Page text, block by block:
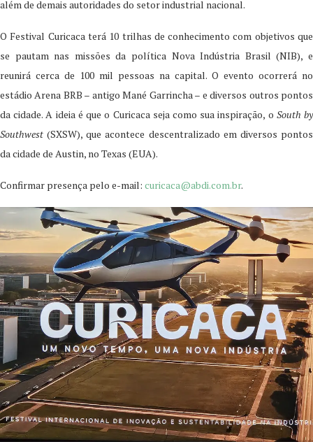
além de demais autoridades do setor industrial nacional.
O Festival Curicaca terá 10 trilhas de conhecimento com objetivos que
se pautam nas missões da política Nova Indústria Brasil (NIB), e
reunirá cerca de 100 mil pessoas na capital. O evento ocorrerá no
estádio Arena BRB – antigo Mané Garrincha – e diversos outros pontos
da cidade. A ideia é que o Curicaca seja como sua inspiração, o South by
Southwest (SXSW), que acontece descentralizado em diversos pontos
da cidade de Austin, no Texas (EUA).
Confirmar presença pelo e-mail: curicaca@abdi.com.br.